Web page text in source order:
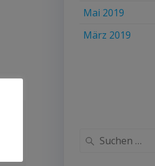
Mai 2019
März 2019
Suche
nach: